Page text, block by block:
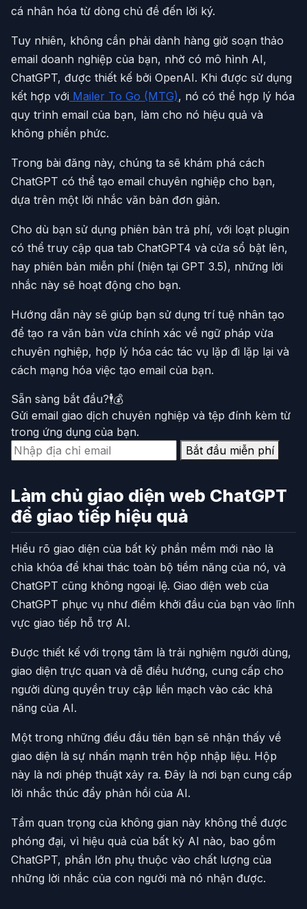
cá nhân hóa từ dòng chủ đề đến lời ký.
Tuy nhiên, không cần phải dành hàng giờ soạn thảo
email doanh nghiệp của bạn, nhờ có mô hình AI,
ChatGPT, được thiết kế bởi OpenAI. Khi được sử dụng
kết hợp với Mailer To Go (MTG), nó có thể hợp lý hóa
quy trình email của bạn, làm cho nó hiệu quả và
không phiền phức.
Trong bài đăng này, chúng ta sẽ khám phá cách
ChatGPT có thể tạo email chuyên nghiệp cho bạn,
dựa trên một lời nhắc văn bản đơn giản.
Cho dù bạn sử dụng phiên bản trả phí, với loạt plugin
có thể truy cập qua tab ChatGPT4 và cửa sổ bật lên,
hay phiên bản miễn phí (hiện tại GPT 3.5), những lời
nhắc này sẽ hoạt động cho bạn.
Hướng dẫn này sẽ giúp bạn sử dụng trí tuệ nhân tạo
để tạo ra văn bản vừa chính xác về ngữ pháp vừa
chuyên nghiệp, hợp lý hóa các tác vụ lặp đi lặp lại và
cách mạng hóa việc tạo email của bạn.
Sẵn sàng bắt đầu?🕴️💰
Gửi email giao dịch chuyên nghiệp và tệp đính kèm từ
trong ứng dụng của bạn.
Bắt đầu miễn phí
Làm chủ giao diện web ChatGPT
để giao tiếp hiệu quả
Hiểu rõ giao diện của bất kỳ phần mềm mới nào là
chìa khóa để khai thác toàn bộ tiềm năng của nó, và
ChatGPT cũng không ngoại lệ. Giao diện web của
ChatGPT phục vụ như điểm khởi đầu của bạn vào lĩnh
vực giao tiếp hỗ trợ AI.
Được thiết kế với trọng tâm là trải nghiệm người dùng,
giao diện trực quan và dễ điều hướng, cung cấp cho
người dùng quyền truy cập liền mạch vào các khả
năng của AI.
Một trong những điều đầu tiên bạn sẽ nhận thấy về
giao diện là sự nhấn mạnh trên hộp nhập liệu. Hộp
này là nơi phép thuật xảy ra. Đây là nơi bạn cung cấp
lời nhắc thúc đẩy phản hồi của AI.
Tầm quan trọng của không gian này không thể được
phóng đại, vì hiệu quả của bất kỳ AI nào, bao gồm
ChatGPT, phần lớn phụ thuộc vào chất lượng của
những lời nhắc của con người mà nó nhận được.